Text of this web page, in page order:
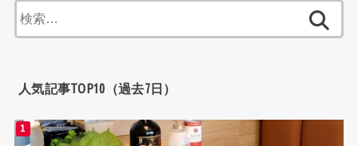
索:
人気記事TOP10（過去7日）